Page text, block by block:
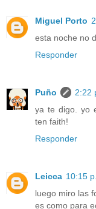
Miguel Porto
esta noche no
Responder
Puño
2:22
ya te digo. yo
ten faith!
Responder
Leicca 10:15
luego miro las
es como para